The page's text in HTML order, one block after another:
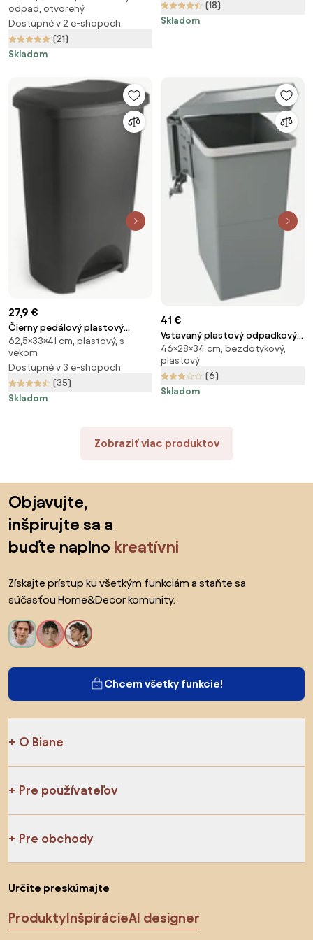
odpad, otvorený
Dostupné v 2 e-shopoch
(21)
Skladom
(18)
Skladom
27,9 €
Čierny pedálový plastový
odpadkový kôš 50 l – Addis
62,5×33×41 cm, plastový, s
vekom
Dostupné v 3 e-shopoch
(35)
Skladom
41 €
Vstavaný plastový odpadkový
kôš 24 l Swing 2.0 - Elletipi
46×28×34 cm, bezdotykový,
plastový
(6)
Skladom
Zobraziť viac produktov
Objavujte,
inšpirujte sa a
buďte naplno kreatívni
Získajte prístup ku všetkým funkciám a staňte sa
súčasťou Home&Decor komunity.
Chcem všetky funkcie!
O Biane
Pre používateľov
Pre obchody
Určite preskúmajte
ProduktyInšpirácieAI designer